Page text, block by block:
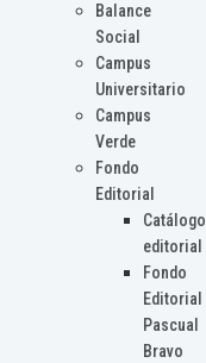
Balance
Social
Campus
Universitario
Campus
Verde
Fondo
Editorial
Catálogo
editorial
Fondo
Editorial
Pascual
Bravo